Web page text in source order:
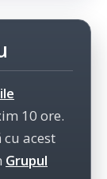
10 ore.
acest
Grupul